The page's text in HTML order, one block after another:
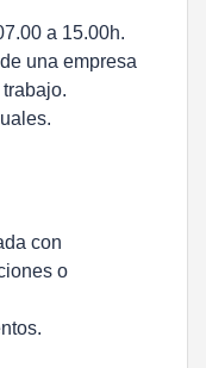
a 15.00h.
una empresa
con
o